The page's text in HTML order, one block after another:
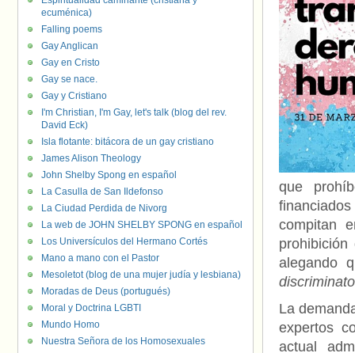
que
compitan
alegando
La
expertos
actual
ecuménica)
Falling poems
Gay Anglican
Gay en Cristo
Gay se nace.
Gay y Cristiano
I'm Christian, I'm Gay, let's talk (blog del rev.
David Eck)
Isla flotante: bitácora de un gay cristiano
James Alison Theology
John Shelby Spong en español
La Casulla de San Ildefonso
La Ciudad Perdida de Nivorg
La web de JOHN SHELBY SPONG en español
Los Universículos del Hermano Cortés
Mano a mano con el Pastor
Mesoletot (blog de una mujer judía y lesbiana)
Moradas de Deus (portugués)
Moral y Doctrina LGBTI
Mundo Homo
Nuestra Señora de los Homosexuales